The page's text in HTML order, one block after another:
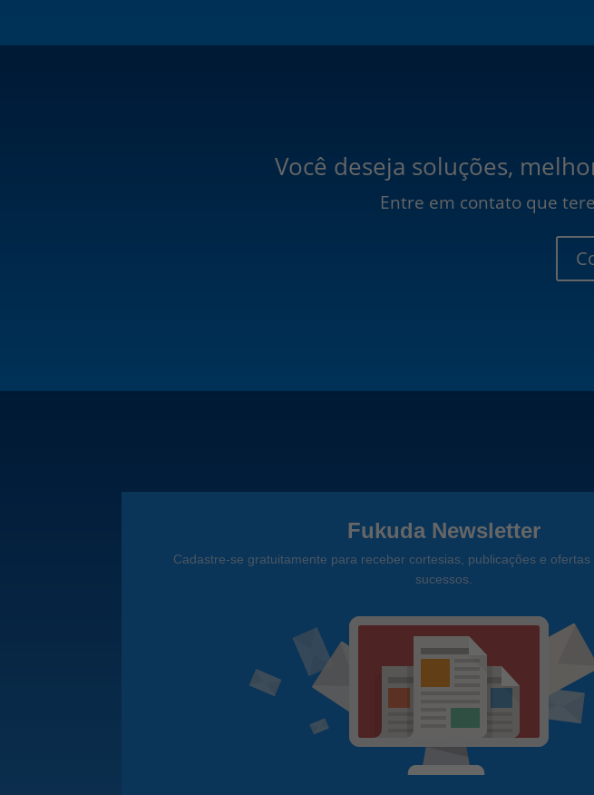
Você deseja soluções,
Entre em contato que
Fukuda Newsletter
Cadastre-se gratuitamente para receber cortesias, publicações e
sucessos.